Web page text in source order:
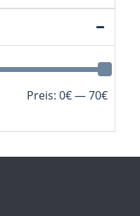
Min.
Max.
Preis: 0€—70€